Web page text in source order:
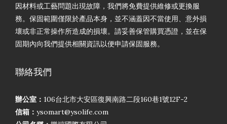
因材料或工藝問題出現故障，我們將免費提供維修或更換服
務。保固範圍僅限於產品本身，並不涵蓋因不當使用、意外損
壞或非正常操作所造成的損壞。請妥善保管購買憑證，並在保
固期內向我們提供相關資訊以便申請保固服務。
聯絡我們
辦公室： 106台北市大安區復興南路二段160巷1號12F-2
信箱： ysomart@ysolife.com